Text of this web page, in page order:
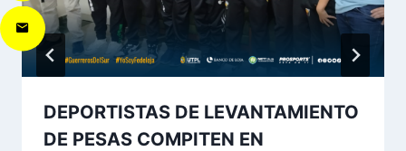
DEPORTISTAS DE LEVANTAMIENTO
DE PESAS COMPITEN EN